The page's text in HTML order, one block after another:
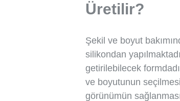
Üretilir?
Şekil ve boyut
silikondan
getirilebilecek
ve boyutunun
görünümün